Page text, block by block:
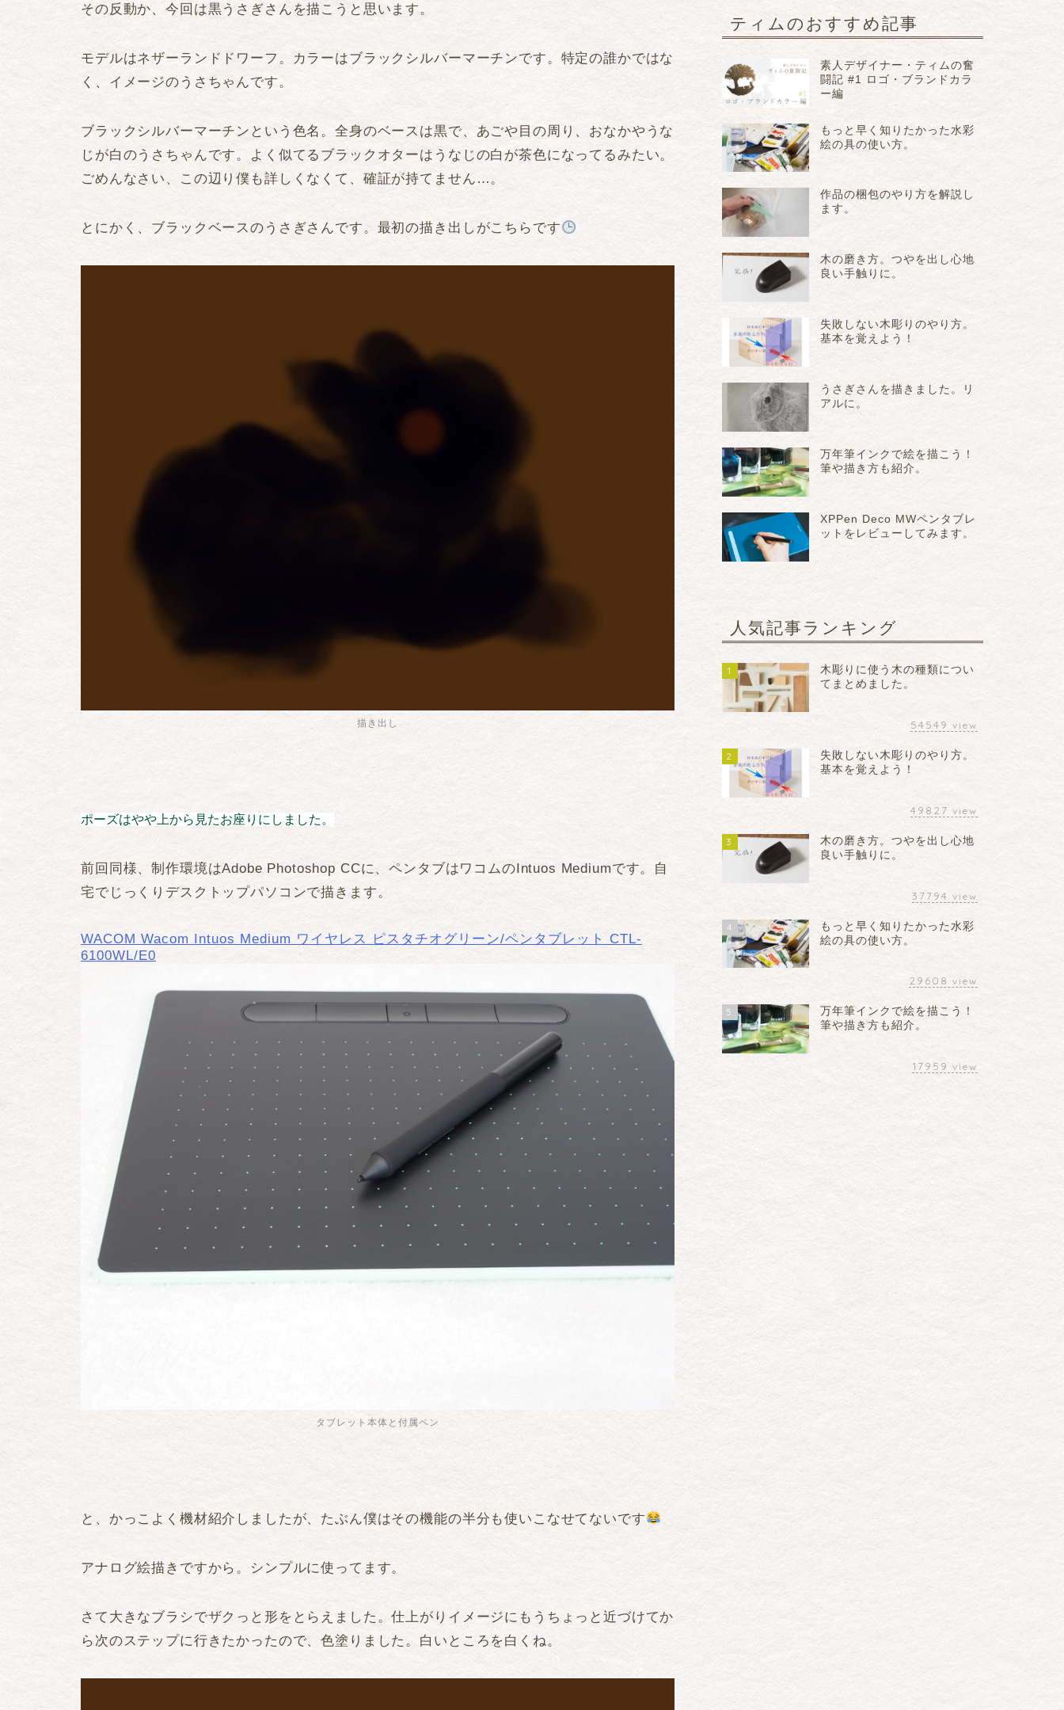
その反動か、今回は黒うさぎさんを描こうと思います。
モデルはネザーランドドワーフ。カラーはブラックシルバーマーチンです。特定の誰かではな
く、イメージのうさちゃんです。
ブラックシルバーマーチンという色名。全身のベースは黒で、あごや目の周り、おなかやうな
じが白のうさちゃんです。よく似てるブラックオターはうなじの白が茶色になってるみたい。
ごめんなさい、この辺り僕も詳しくなくて、確証が持てません…。
とにかく、ブラックベースのうさぎさんです。最初の描き出しがこちらです
描き出し
ポーズはやや上から見たお座りにしました。
前回同様、制作環境はAdobe Photoshop CCに、ペンタブはワコムのIntuos Mediumです。自
宅でじっくりデスクトップパソコンで描きます。
WACOM Wacom Intuos Medium ワイヤレス ピスタチオグリーン/ペンタブレット CTL-
6100WL/E0
タブレット本体と付属ペン
と、かっこよく機材紹介しましたが、たぶん僕はその機能の半分も使いこなせてないです
アナログ絵描きですから。シンプルに使ってます。
さて大きなブラシでザクっと形をとらえました。仕上がりイメージにもうちょっと近づけてか
ら次のステップに行きたかったので、色塗りました。白いところを白くね。
ティムのおすすめ記事
素人デザイナー・ティムの奮
闘記 #1 ロゴ・ブランドカラ
ー編
もっと早く知りたかった水彩
絵の具の使い方。
作品の梱包のやり方を解説し
ます。
木の磨き方。つやを出し心地
良い手触りに。
失敗しない木彫りのやり方。
基本を覚えよう！
うさぎさんを描きました。リ
アルに。
万年筆インクで絵を描こう！
筆や描き方も紹介。
XPPen Deco MWペンタブレ
ットをレビューしてみます。
人気記事ランキング
1
木彫りに使う木の種類につい
てまとめました。
54549 view
2
失敗しない木彫りのやり方。
基本を覚えよう！
49827 view
3
木の磨き方。つやを出し心地
良い手触りに。
37794 view
4
もっと早く知りたかった水彩
絵の具の使い方。
29608 view
5
万年筆インクで絵を描こう！
筆や描き方も紹介。
17959 view